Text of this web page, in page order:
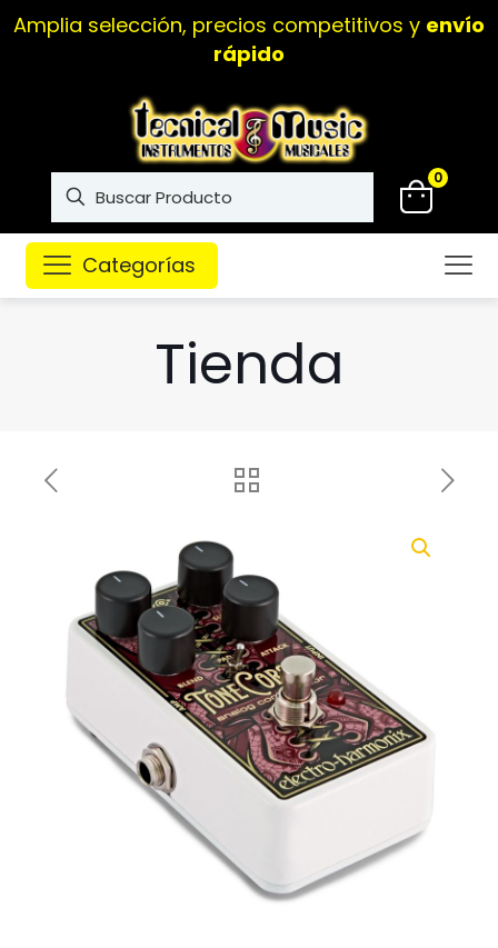
Amplia selección, precios competitivos y envío
rápido
0
Categorías
Tienda